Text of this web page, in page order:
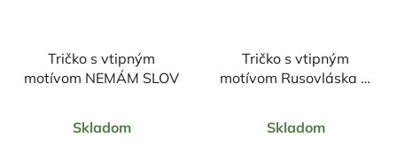
Tričko s vtipným
motívom NEMÁM SLOV
hodnotenie
Skladom
Tričko s vtipným
motívom Rusovláska je
hodnotenie
Skladom